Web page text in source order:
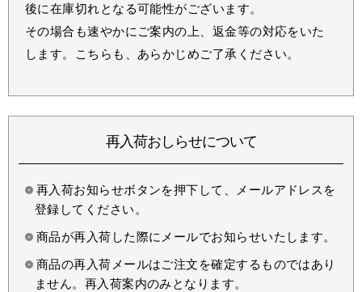
後に在庫切れとなる可能性がございます。
その場合も速やかにご案内の上、返金等の対応をいた
します。こちらも、あらかじめご了承ください。
再入荷おしらせについて
再入荷お知らせボタンを押下して、メールアドレスを
登録してください。
商品が再入荷した際にメールでお知らせいたします。
商品の再入荷メールはご注文を確定するものではあり
ません。再入荷案内のみとなります。